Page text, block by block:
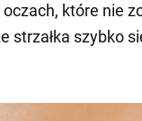
które nie
strzałka szybko